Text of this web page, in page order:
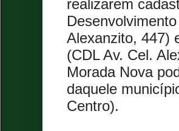
realizarem
Alexanzito, 447)
(CDL Av. Cel.
Morada Nova
daquele
Centro).